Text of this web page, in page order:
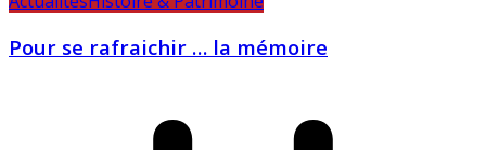
Pour se rafraichir … la mémoire